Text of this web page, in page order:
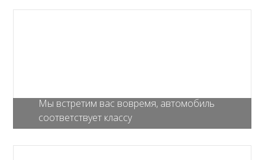
Мы встретим вас вовремя, автомобиль
соответствует классу